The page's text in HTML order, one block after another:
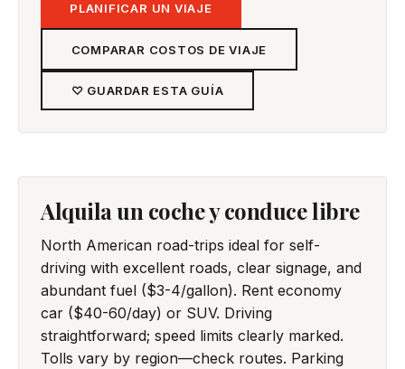
PLANIFICAR UN VIAJE
COMPARAR COSTOS DE VIAJE
♡ GUARDAR ESTA GUÍA
Alquila un coche y conduce libre
North American road-trips ideal for self-
driving with excellent roads, clear signage, and
abundant fuel ($3-4/gallon). Rent economy
car ($40-60/day) or SUV. Driving
straightforward; speed limits clearly marked.
Tolls vary by region—check routes. Parking